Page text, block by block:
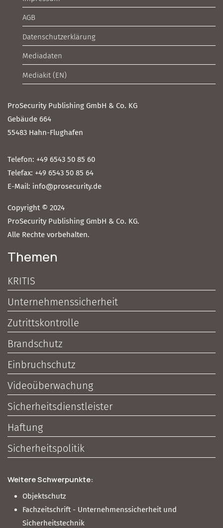
AGB
Datenschutzerklärung
Mediadaten
Mediakit (EN)
ProSecurity Publishing GmbH & Co. KG
Gebäude 664
55483 Hahn-Flughafen
Telefon: +49 6543 50 85 60
Telefax: +49 6543 50 85 64
E-Mail: info@prosecurity.de
Copyright © 2024
ProSecurity Publishing GmbH & Co. KG.
Alle Rechte vorbehalten.
Themen
KRITIS
Unternehmenssicherheit
Zutrittskontrolle
Brandschutz
Einbruchschutz
Videoüberwachung
Sicherheitsdienstleister
Haftung
Sicherheitspolitik
Weitere Schwerpunkte:
Objektschutz
Fachzeitschrift - Unternehmenssicherheit und
Sicherheitstechnik